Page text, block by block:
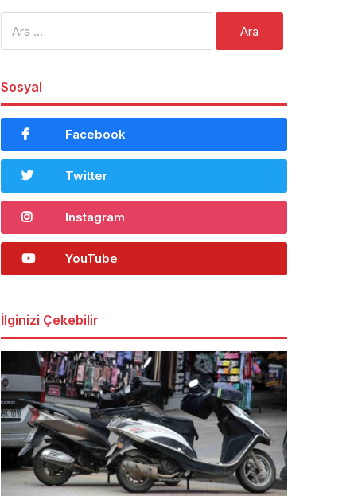
Sosyal
Facebook
Twitter
Instagram
YouTube
İlginizi Çekebilir